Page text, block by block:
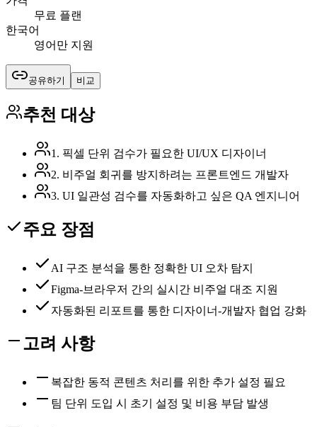
무료 플랜
한국어
영어만 지원
공유하기 비교
추천 대상
1. 픽셀 단위 검수가 필요한 UI/UX 디자이너
2. 비주얼 회귀를 방지하려는 프론트엔드 개발자
3. UI 일관성 검수를 자동화하고 싶은 QA 엔지니어
주요 장점
AI 구조 분석을 통한 정확한 UI 오차 탐지
Figma-브라우저 간의 실시간 비주얼 대조 지원
자동화된 리포트를 통한 디자이너-개발자 협업 강화
고려 사항
복잡한 동적 콘텐츠 처리를 위한 추가 설정 필요
팀 단위 도입 시 초기 설정 및 비용 부담 발생